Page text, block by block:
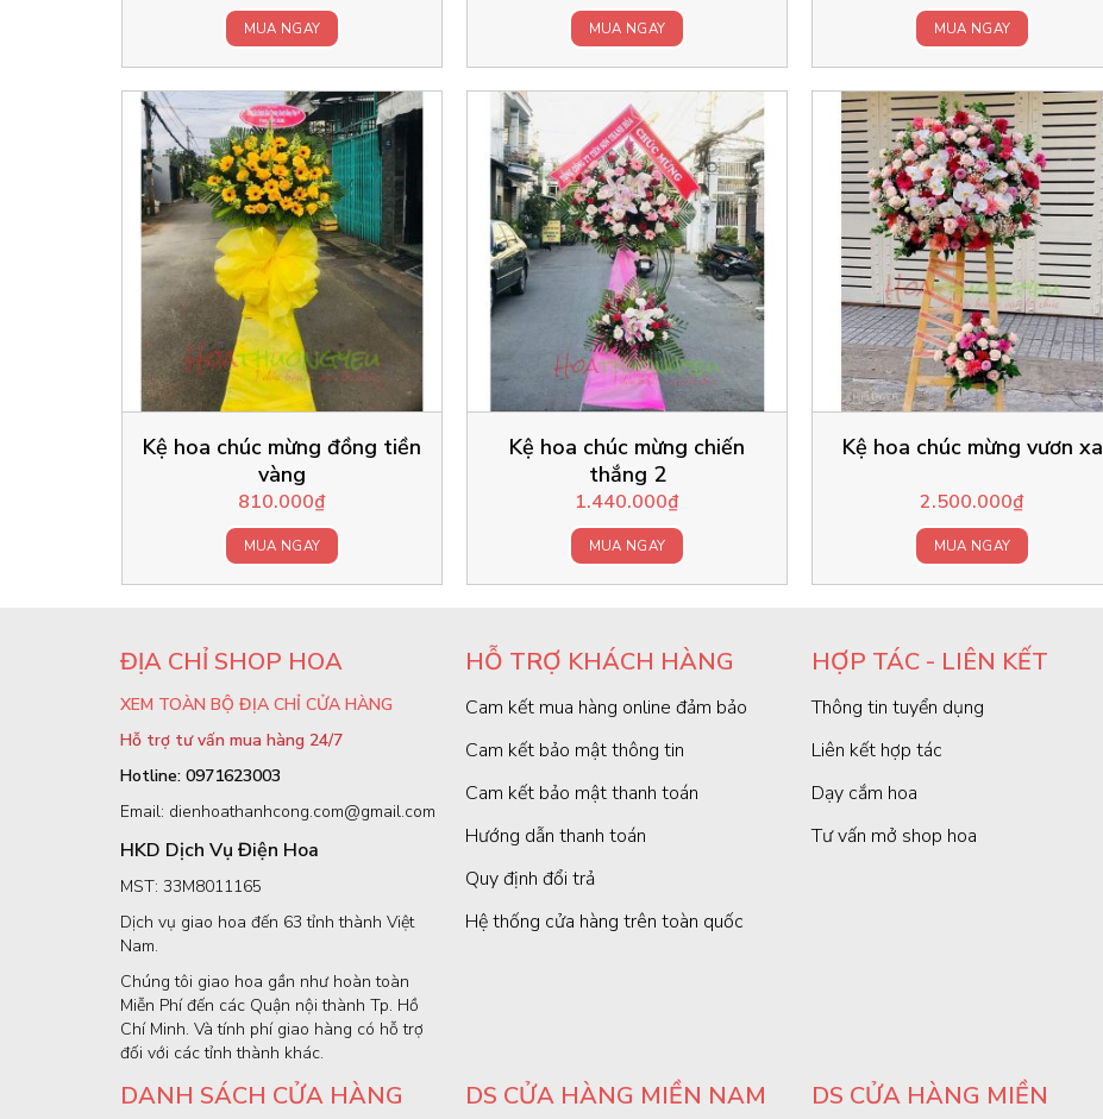
MUA NGAY MUA NGAY MUA NGAY
Kệ hoa chúc mừng đồng tiền
vàng
810.000₫
MUA NGAY
Kệ hoa chúc mừng chiến
thắng 2
1.440.000₫
MUA NGAY
Kệ hoa chúc mừng vươn xa
2.500.000₫
MUA NGAY
ĐỊA CHỈ SHOP HOA
XEM TOÀN BỘ ĐỊA CHỈ CỬA HÀNG
Hỗ trợ tư vấn mua hàng 24/7
Hotline: 0971623003
Email: dienhoathanhcong.com@gmail.com
HKD Dịch Vụ Điện Hoa
MST: 33M8011165
Dịch vụ giao hoa đến 63 tỉnh thành Việt
Nam.
Chúng tôi giao hoa gần như hoàn toàn
Miễn Phí đến các Quận nội thành Tp. Hồ
Chí Minh. Và tính phí giao hàng có hỗ trợ
đối với các tỉnh thành khác.
HỖ TRỢ KHÁCH HÀNG
Cam kết mua hàng online đảm bảo
Cam kết bảo mật thông tin
Cam kết bảo mật thanh toán
Hướng dẫn thanh toán
Quy định đổi trả
Hệ thống cửa hàng trên toàn quốc
HỢP TÁC - LIÊN KẾT
Thông tin tuyển dụng
Liên kết hợp tác
Dạy cắm hoa
Tư vấn mở shop hoa
DANH SÁCH CỬA HÀNG
DS CỬA HÀNG MIỀN NAM
DS CỬA HÀNG MIỀN